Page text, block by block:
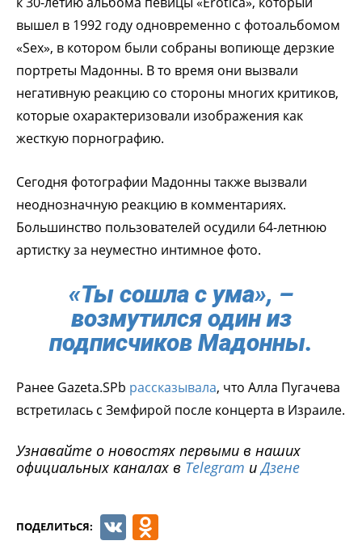
вышел в 1992 году одновременно с фотоальбомом
«Sex», в котором были собраны вопиюще дерзкие
портреты Мадонны. В то время они вызвали
негативную реакцию со стороны многих критиков,
которые охарактеризовали изображения как
жесткую порнографию.
Сегодня фотографии Мадонны также вызвали
неоднозначную реакцию в комментариях.
Большинство пользователей осудили 64-летнюю
артистку за неуместно интимное фото.
«Ты сошла с ума», –
возмутился один из
подписчиков Мадонны.
Ранее Gazeta.SPb рассказывала, что Алла Пугачева
встретилась с Земфирой после концерта в Израиле.
Узнавайте о новостях первыми в наших
официальных каналах в Telegram иДзене
ПОДЕЛИТЬСЯ: VK